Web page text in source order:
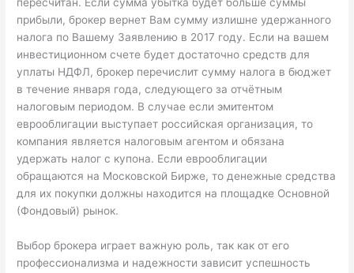
прибыли, брокер вернет Вам сумму излишне удержанного
налога по Вашему Заявлению в 2017 году. Если на вашем
инвестиционном счете будет достаточно средств для
уплаты НДФЛ, брокер перечислит сумму налога в бюджет
в течение января года, следующего за отчётным
налоговым периодом. В случае если эмитентом
еврооблигации выступает российская организация, то
компания является налоговым агентом и обязана
удержать налог с купона. Если еврооблигации
обращаются на Московской Бирже, то денежные средства
для их покупки должны находится на площадке Основной
(Фондовый) рынок.
Выбор брокера играет важную роль, так как от его
профессионализма и надежности зависит успешность